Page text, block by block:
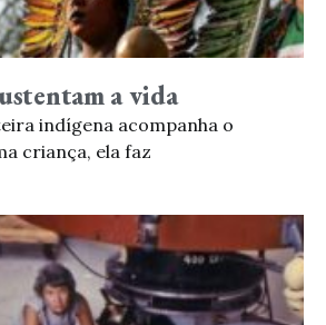
a vida
indígena acompanha o
criança, ela faz